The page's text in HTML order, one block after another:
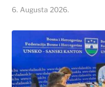
6. Augusta 2026.